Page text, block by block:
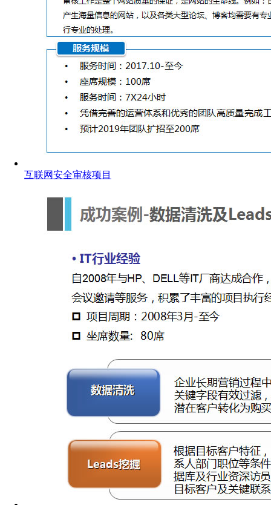
互联网安全审核项目